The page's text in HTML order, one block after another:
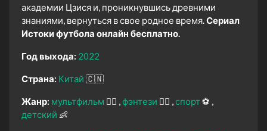
академии Цзися и, проникнувшись древними
знаниями, вернуться в свое родное время.Сериал
Истоки футбола онлайн бесплатно.
Год выхода: 2022
Страна: Китай 🇨🇳
Жанр: мультфильм 🧚‍♀️ фэнтези 🧝‍♂️ спорт⚽
детский 👶